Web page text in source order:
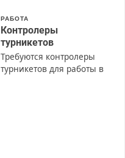
РАБОТА
Контролеры
турникетов
Требуются контролеры
турникетов для работы в